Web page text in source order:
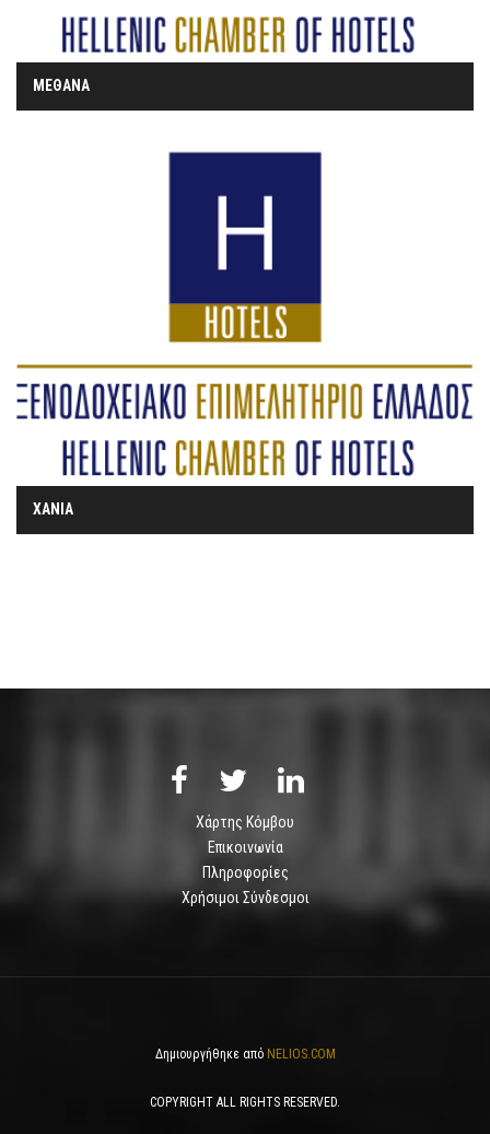
ΜΕΘΑΝΑ
ΧΑΝΙΑ
Χάρτης Κόμβου
Επικοινωνία
Πληροφορίες
Χρήσιμοι Σύνδεσμοι
Δημιουργήθηκε από NELIOS.COM
COPYRIGHT ALL RIGHTS RESERVED.